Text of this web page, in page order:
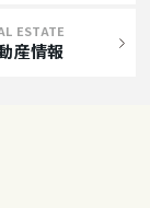
ESTATE
産情報